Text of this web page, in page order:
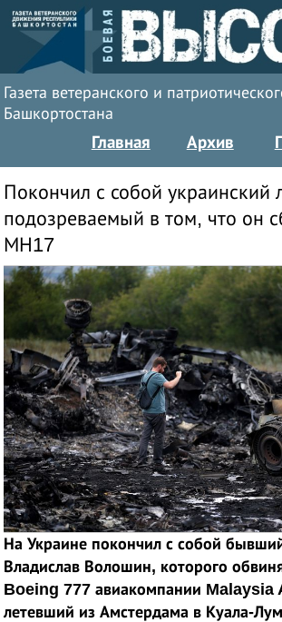
Газета ветеранского и
Башкортостана
Главная Архив
Покончил с собой украинский
подозреваемый в том, что он
МН17
На Украине покончил с собой
Владислав Волошин, которого
Boeing 777 авиакомпании Malaysia
летевший из Амстердама в Куала-